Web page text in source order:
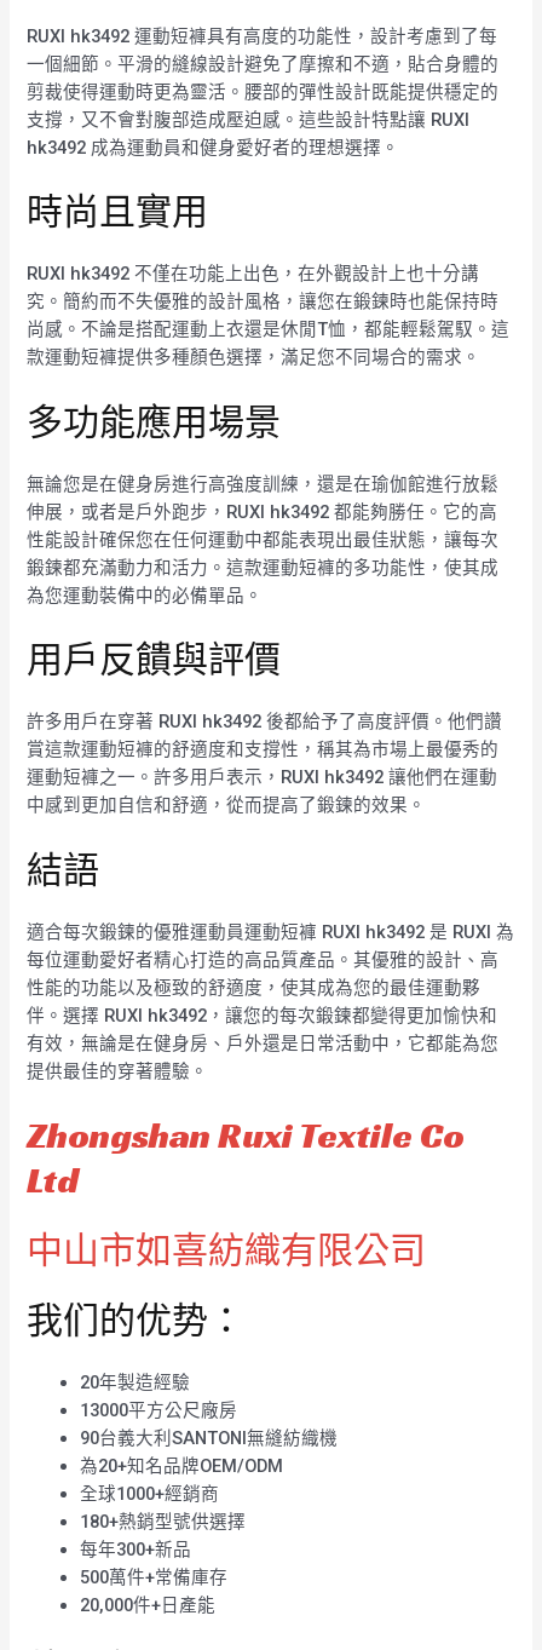
RUXI hk3492 運動短褲具有高度的功能性，設計考慮到了每
一個細節。平滑的縫線設計避免了摩擦和不適，貼合身體的
剪裁使得運動時更為靈活。腰部的彈性設計既能提供穩定的
支撐，又不會對腹部造成壓迫感。這些設計特點讓 RUXI
hk3492 成為運動員和健身愛好者的理想選擇。
時尚且實用
RUXI hk3492 不僅在功能上出色，在外觀設計上也十分講
究。簡約而不失優雅的設計風格，讓您在鍛鍊時也能保持時
尚感。不論是搭配運動上衣還是休閒T恤，都能輕鬆駕馭。這
款運動短褲提供多種顏色選擇，滿足您不同場合的需求。
多功能應用場景
無論您是在健身房進行高強度訓練，還是在瑜伽館進行放鬆
伸展，或者是戶外跑步，RUXI hk3492 都能夠勝任。它的高
性能設計確保您在任何運動中都能表現出最佳狀態，讓每次
鍛鍊都充滿動力和活力。這款運動短褲的多功能性，使其成
為您運動裝備中的必備單品。
用戶反饋與評價
許多用戶在穿著 RUXI hk3492 後都給予了高度評價。他們讚
賞這款運動短褲的舒適度和支撐性，稱其為市場上最優秀的
運動短褲之一。許多用戶表示，RUXI hk3492 讓他們在運動
中感到更加自信和舒適，從而提高了鍛鍊的效果。
結語
適合每次鍛鍊的優雅運動員運動短褲 RUXI hk3492 是 RUXI 為
每位運動愛好者精心打造的高品質產品。其優雅的設計、高
性能的功能以及極致的舒適度，使其成為您的最佳運動夥
伴。選擇 RUXI hk3492，讓您的每次鍛鍊都變得更加愉快和
有效，無論是在健身房、戶外還是日常活動中，它都能為您
提供最佳的穿著體驗。
Zhongshan Ruxi Textile Co
Ltd
中山市如喜紡織有限公司
我们的优势：
20年製造經驗
13000平方公尺廠房
90台義大利SANTONI無縫紡織機
為20+知名品牌OEM/ODM
全球1000+經銷商
180+熱銷型號供選擇
每年300+新品
500萬件+常備庫存
20,000件+日產能